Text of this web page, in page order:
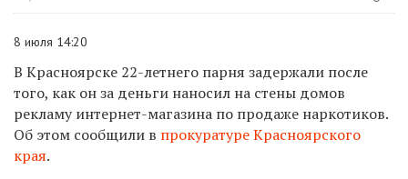
8 июля 14:20
В Красноярске 22-летнего парня задержали после
того, как он за деньги наносил на стены домов
рекламу интернет-магазина по продаже наркотиков.
Об этом сообщили в прокуратуре Красноярского
края.